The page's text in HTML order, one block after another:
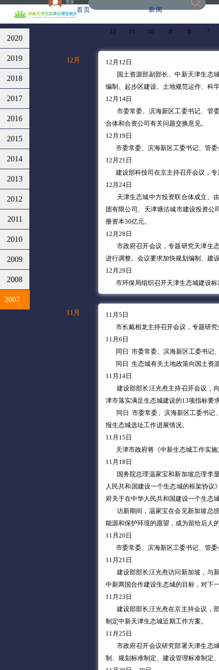
登录
首页 新闻
2020
2019
2018
2017
2016
2015
2014
2013
2012
2011
2010
2009
2008
2007
12 11 10 9 8 7
12月
12月12日
国土资源部副部长、中新天津生态城
编制、起步区建设、土地规范运作、科
12月14日
市委常委、滨海新区工委书记、管
合体和合资公司有关问题交换意见。
12月19日
市委常委、滨海新区工委书记、管
12月21日
建设部科技司在京主持召开会议，
12月24日
天津生态城中方投资联合体成立。
团有限公司、天津塘沽城市建设投资
册资本30亿元。
12月28日
市政府召开会议，专题研究天津生
进行调整。会议要求加快规划编制、建
12月29日
市环保局组织召开天津生态城建设
11月
11月5日
市长戴相龙主持召开会议，专题研究
11月6日
同日 市委常委、滨海新区工委书记
同日 生态城有关土地政策向国土资
11月14日
建设部部长汪光焘主持召开会议，
津市落实满足生态城建设的13项指标要
同日 市委常委、滨海新区工委书记
报生态城选址工作进展情况。
11月15日
天津市政府将《中新生态城工作实
11月18日
国务院总理温家宝和新加坡总理李
人民共和国建设一个生态城的框架协
府关于在中华人民共和国建设一个生态
访新期间，温家宝在会见新加坡总
能源和保护环境的愿望，成为留给后人
11月20日
市委常委、滨海新区工委书记、管
11月21日
建设部部长汪光焘访问新加坡，与
中新两国合作建设生态城的目标，对下
11月23日
建设部部长汪光焘在京主持会议，
制定中新天津生态城近期工作方案。
11月25日
市政府召开会议研究部署天津生态
制、规划标准制定、建设管理标准制定